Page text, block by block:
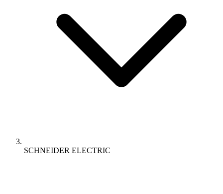
SCHNEIDER ELECTRIC